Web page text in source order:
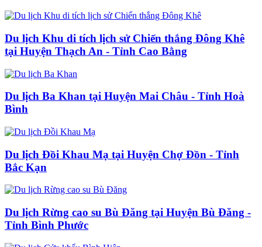
Du lịch Khu di tích lịch sử Chiến thắng Đông Khê
tại Huyện Thạch An - Tỉnh Cao Bằng
Du lịch Ba Khan tại Huyện Mai Châu - Tỉnh Hoà
Bình
Du lịch Đồi Khau Mạ tại Huyện Chợ Đồn - Tỉnh
Bắc Kạn
Du lịch Rừng cao su Bù Đăng tại Huyện Bù Đăng -
Tỉnh Bình Phước